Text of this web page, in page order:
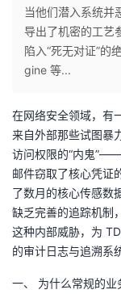
人
主
我
的
发
者
我
的
博
我
的
我
当他们潜入系统并
导出了机密的工艺
陷入“死无对证”的
gine 等...
在网络安全领域，有
来自外部那些试图暴
访问权限的“内鬼
邮件窃取了核心凭证
了数月的核心传感数
缺乏完善的追踪机制
这种内部威胁，为
的审计日志与追溯系
一、 为什么常规的业